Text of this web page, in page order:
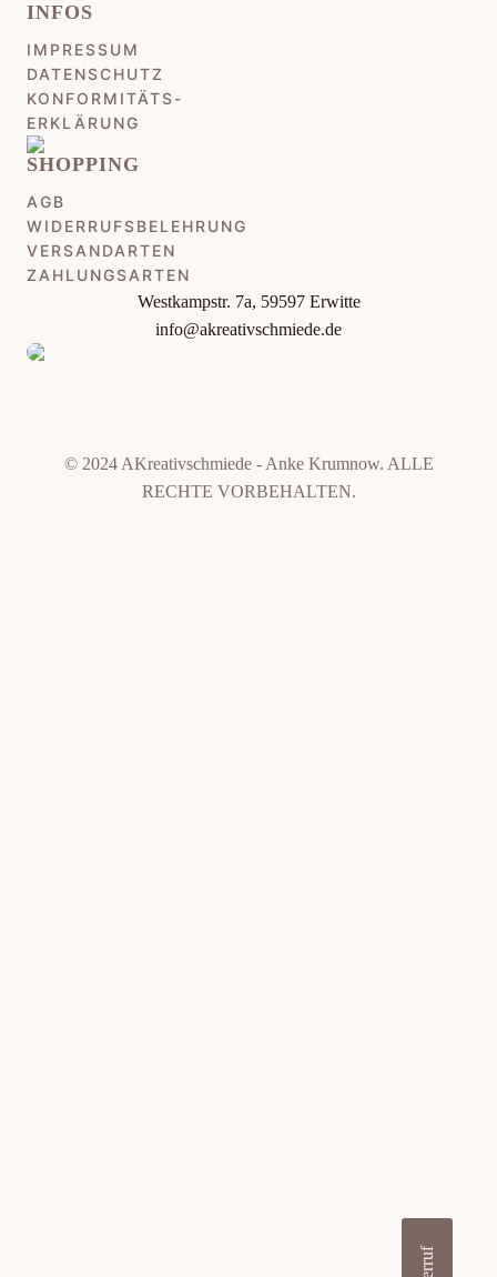
INFOS
IMPRESSUM
DATENSCHUTZ
KONFORMITÄTS-
ERKLÄRUNG
SHOPPING
AGB
WIDERRUFSBELEHRUNG
VERSANDARTEN
ZAHLUNGSARTEN
Westkampstr. 7a, 59597 Erwitte
info@akreativschmiede.de
© 2024 AKreativschmiede - Anke Krumnow. ALLE
RECHTE VORBEHALTEN.